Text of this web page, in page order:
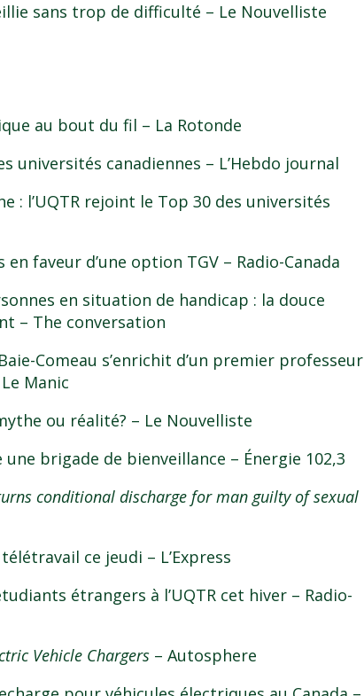
sans trop de difficulté – Le Nouvelliste
au bout du fil – La Rotonde
universités canadiennes – L’Hebdo journal
: l’UQTR rejoint le Top 30 des universités
en faveur d’une option TGV – Radio-Canada
en situation de handicap : la douce
– The conversation
Comeau s’enrichit d’un premier professeur
Manic
ou réalité? – Le Nouvelliste
une brigade de bienveillance – Énergie 102,3
conditional discharge for man guilty of sexual
ce jeudi – L’Express
étrangers à l’UQTR cet hiver – Radio-
Vehicle Chargers – Autosphere